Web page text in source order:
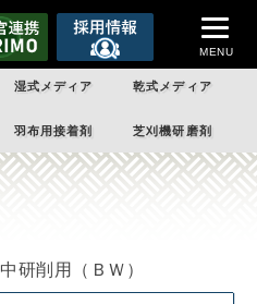
湿式メディア 乾式メディア
羽布用接着剤 芝刈機研磨剤
中研削用（ＢＷ）
MENU